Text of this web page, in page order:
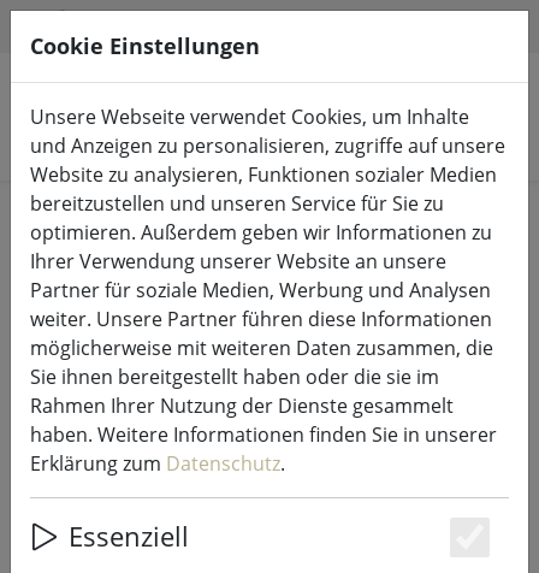
Produkte suchen
Start LED-Kerzen Indoor & Outdoor
Sirius LED Kerze Smilla 3er Set 7,5 x
10/12,5/15 cm wiederaufladbar
weiß
Cookie Einstellungen
Unsere Webseite verwendet Cookies, um Inhalte
und Anzeigen zu personalisieren, zugriffe auf unsere
Website zu analysieren, Funktionen sozialer Medien
bereitzustellen und unseren Service für Sie zu
optimieren. Außerdem geben wir Informationen zu
Ihrer Verwendung unserer Website an unsere
Partner für soziale Medien, Werbung und Analysen
weiter. Unsere Partner führen diese Informationen
möglicherweise mit weiteren Daten zusammen, die
Sie ihnen bereitgestellt haben oder die sie im
Rahmen Ihrer Nutzung der Dienste gesammelt
haben. Weitere Informationen finden Sie in unserer
Erklärung zum Datenschutz.
Essenziell